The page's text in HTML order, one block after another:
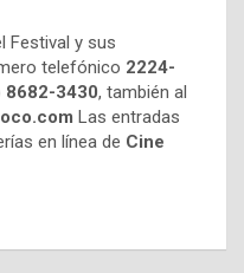
Festival y sus
telefónico 2224-
8682-3430, también al
Las entradas
en línea de Cine